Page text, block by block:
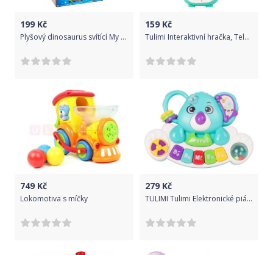
199 Kč
Plyšový dinosaurus svítící My first light up
159 Kč
Tulimi Interaktivní hračka, Telefon Dinosaurus - zelený
749 Kč
Lokomotiva s míčky
279 Kč
TULIMI Tulimi Elektronické piánko Medvídek Koala - tyrkys